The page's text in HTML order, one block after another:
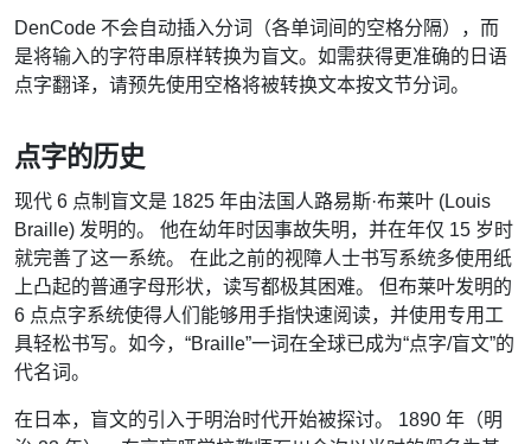
DenCode 不会自动插入分词（各单词间的空格分隔），而
是将输入的字符串原样转换为盲文。如需获得更准确的日语
点字翻译，请预先使用空格将被转换文本按文节分词。
点字的历史
现代 6 点制盲文是 1825 年由法国人路易斯·布莱叶 (Louis
Braille) 发明的。 他在幼年时因事故失明，并在年仅 15 岁时
就完善了这一系统。 在此之前的视障人士书写系统多使用纸
上凸起的普通字母形状，读写都极其困难。 但布莱叶发明的
6 点点字系统使得人们能够用手指快速阅读，并使用专用工
具轻松书写。如今，“Braille”一词在全球已成为“点字/盲文”的
代名词。
在日本，盲文的引入于明治时代开始被探讨。 1890 年（明